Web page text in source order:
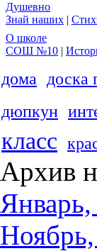
Душевно
Знай наших |
О школе
СОШ №10 |
дома доска
дюпкун
класс
Архив